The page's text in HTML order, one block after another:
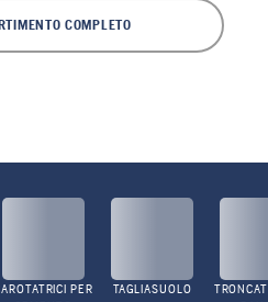
COMPLETO
PER
TAGLIASUOLO